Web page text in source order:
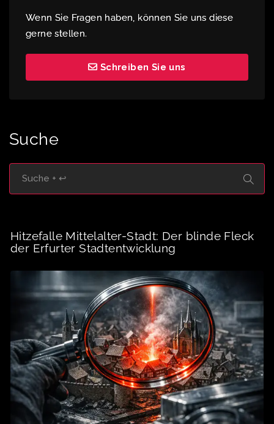
Wenn Sie Fragen haben, können Sie uns diese
gerne stellen.
Schreiben Sie uns
Suche
Hitzefalle Mittelalter-Stadt: Der blinde Fleck
der Erfurter Stadtentwicklung